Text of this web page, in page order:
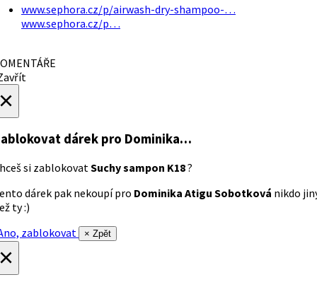
www.sephora.cz/p/airwash-dry-shampoo-…
www.sephora.cz/p…
dárek pro Dominika…
si zablokovatSuchy sampon K18?
dárek pak nekoupí pro Dominika Atigu Sobotková nikdo
ty :)
zablokovat
× Zpět